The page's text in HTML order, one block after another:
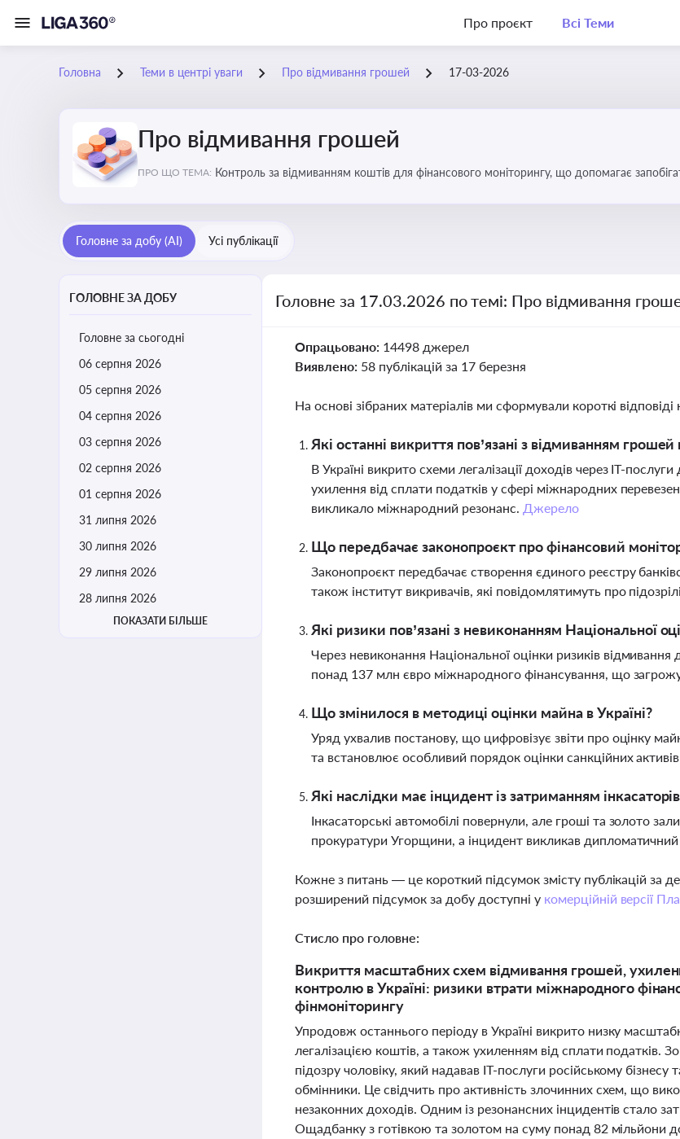
Про проєкт Всі Теми
Головна Теми в центрі уваги Про відмивання грошей 17-03-2026
Про відмивання грошей
ПРО ЩО ТЕМА: Контроль за відмиванням коштів для фінансового моніторингу, що допомагає
Головне за добу (AI) Усі публікації
ГОЛОВНЕ ЗА ДОБУ
Головне за сьогодні
06 серпня 2026
05 серпня 2026
04 серпня 2026
03 серпня 2026
02 серпня 2026
01 серпня 2026
31 липня 2026
30 липня 2026
29 липня 2026
28 липня 2026
ПОКАЗАТИ БІЛЬШЕ
Головне за 17.03.2026 по темі: Про відмивання
Опрацьовано: 14498 джерел
Виявлено: 58 публікацій за 17 березня
На основі зібраних матеріалів ми сформували короткі
Які останні викриття пов’язані з відмиванням грошей
В Україні викрито схеми легалізації доходів через ІТ-
ухилення від сплати податків у сфері міжнародних
викликало міжнародний резонанс. Джерело
Що передбачає законопроєкт про фінансовий
Законопроєкт передбачає створення єдиного реєстру
також інститут викривачів, які повідомлятимуть про
Які ризики пов’язані з невиконанням Національної
Через невиконання Національної оцінки ризиків
понад 137 млн євро міжнародного фінансування, що
Що змінилося в методиці оцінки майна в Україні?
Уряд ухвалив постанову, що цифровізує звіти про оцінку
та встановлює особливий порядок оцінки санкційних
Які наслідки має інцидент із затриманням
Інкасаторські автомобілі повернули, але гроші та золото
прокуратури Угорщини, а інцидент викликав дипломатичний
Кожне з питань — це короткий підсумок змісту публікацій
розширений підсумок за добу доступні у комерційній версії
Стисло про головне:
Викриття масштабних схем відмивання грошей,
контролю в Україні: ризики втрати міжнародного
фінмоніторингу
Упродовж останнього періоду в Україні викрито низку
легалізацією коштів, а також ухиленням від сплати податків.
підозру чоловіку, який надавав ІТ-послуги російському
обмінники. Це свідчить про активність злочинних схем, що
незаконних доходів. Одним із резонансних інцидентів стало
Ощадбанку з готівкою та золотом на суму понад 82 мільйони